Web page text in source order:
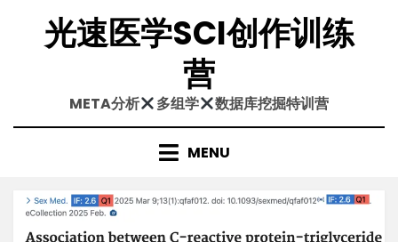
content光速医学SCI创作训练
营
META分析 多组学 数据库挖掘特训营
MENU